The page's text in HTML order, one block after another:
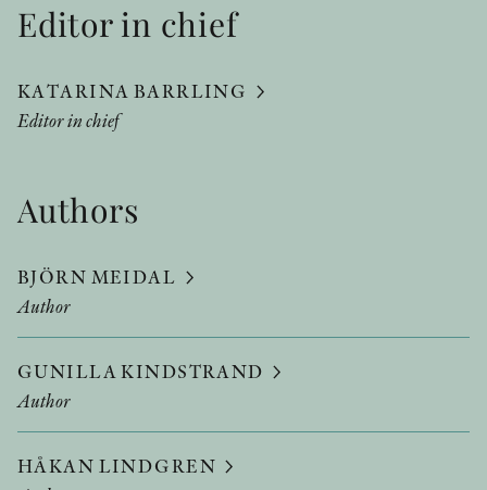
Editor in chief
KATARINA BARRLING
Editor in chief
Authors
BJÖRN MEIDAL
Author
GUNILLA KINDSTRAND
Author
HÅKAN LINDGREN